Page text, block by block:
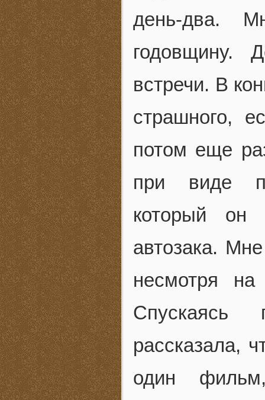
день-два.
годовщину.
встречи. В
страшного,
потом еще
при виде
который он
автозака.
несмотря
рассказала,
один